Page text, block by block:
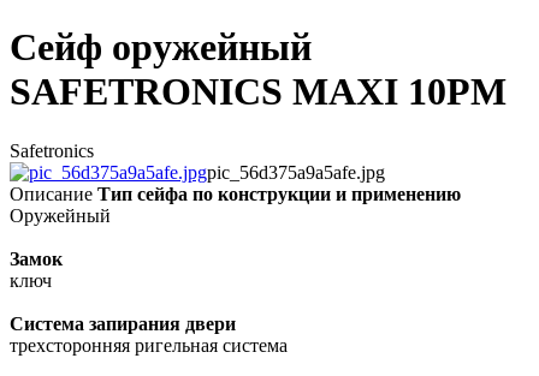
Сейф оружейный
SAFETRONICS MAXI 10PM
Safetronics
pic_56d375a9a5afe.jpg
Описание Тип сейфа по конструкции и применению
Оружейный
Замок
ключ
Система запирания двери
трехсторонняя ригельная система